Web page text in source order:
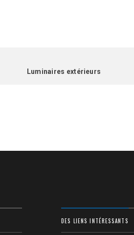
Luminaires extérieurs
DES LIENS INTÉRESSANTS